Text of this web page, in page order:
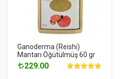
Ganoderma (Reishi)
Mantarı Öğütülmüş 60 gr
229.00